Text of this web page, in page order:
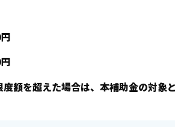
額を超えた場合は、本補助金の対象